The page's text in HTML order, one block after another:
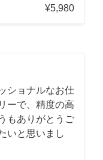
¥5,980
ショナルなお仕
ーで、精度の高
もありがとうご
いと思いまし